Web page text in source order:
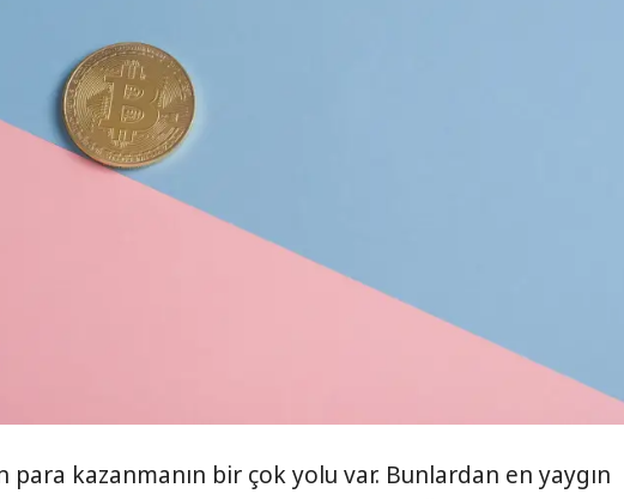
kazanmanın bir çok yolu var. Bunlardan en yaygın